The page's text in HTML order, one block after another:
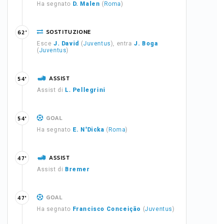
Ha segnato D. Malen ( Roma)
SOSTITUZIONE
Esce J. David (Juventus), entra J. Boga
(Juventus)
62'
ASSIST
Assist di L. Pellegrini
54'
GOAL
Ha segnato E. N'Dicka ( Roma)
54'
ASSIST
Assist di Bremer
47'
GOAL
Ha segnato Francisco Conceição (Juventus)
47'